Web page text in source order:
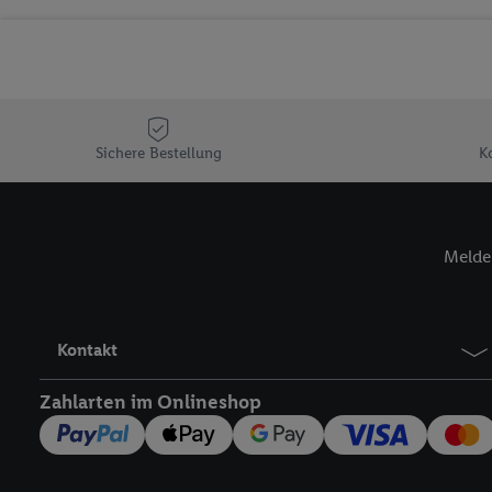
Sichere Bestellung
Kontakt
Zahlarten im Onlineshop
Sofern Sie hier Ihre
Plus-Konto einloggen,
zu erstellen (die
können, um Sie in
Hierzu wird von uns
Zudem erlauben Sie
den Lidl-Diensten
Wenn das der Fall ist,
Kundenkonto-
Insbesondere können
Nutzung der Utiq-
widerrufen - jederzeit
Telekommunikations-